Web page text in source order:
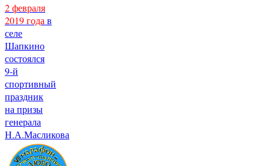
2 февраля
2019 года в
селе
Шапкино
состоялся
9-й
спортивный
праздник
на призы
генерала
Н.А.Масликова